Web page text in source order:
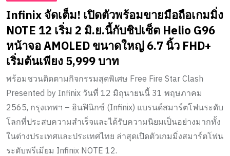
Infinix จัดเต็ม! เปิดตัวพร้อมขายมือถือเกมมิ่ง
NOTE 12 เริ่ม 2 มิ.ย.นี้กับชิปเซ็ต Helio G96
หน้าจอAMOLED ขนาดใหญ่ 6.7 นิ้ว FHD+
เริ่มต้นเพียง 5,999 บาท
พร้อมชวนติดตามกิจกรรมสุดพิเศษ Free Fire Star Clash
Presented by Infinix วันที่ 12 มิถุนายนนี้ 31 พฤษภาคม
2565, กรุงเทพฯ – อินฟินิกซ์ (Infinix) แบรนด์สมาร์ตโฟนระดับ
โลกที่ประสบความสำเร็จและได้รับความนิยมเป็นอย่างมากทั้ง
ในต่างประเทศและประเทศไทย ล่าสุดเปิดตัวเกมมิ่งสมาร์ตโฟน
ระดับพรีเมียม Infinix NOTE 12.